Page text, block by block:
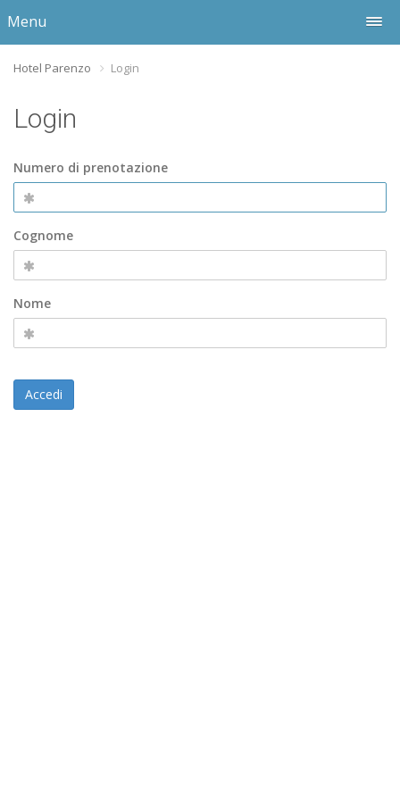
Menu
Hotel Parenzo Login
Login
Numero di prenotazione
Cognome
Nome